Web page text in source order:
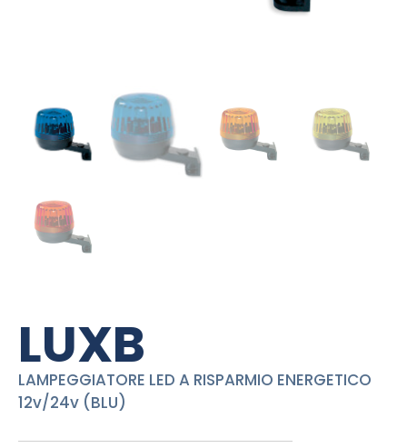
LUXB
LAMPEGGIATORE LED A RISPARMIO ENERGETICO
12v/24v (BLU)